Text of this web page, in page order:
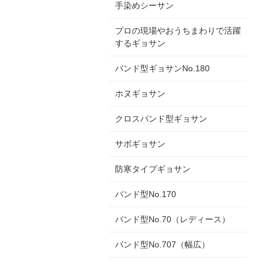
手染めシーサン
プロの現場やおうちまわりで活躍
するギョサン
バンド型ギョサンNo.180
ホヌギョサン
クロスバンド型ギョサン
サボギョサン
防寒タイプギョサン
バンド型No.170
バンド型No.70（レディース）
バンド型No.707（幅広）